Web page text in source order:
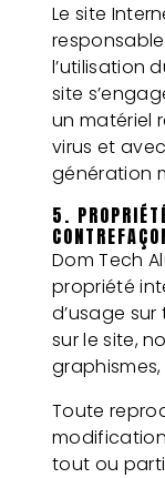
Le site
l’utilisation
site
un matériel
virus et
génération
5.
Dom Tech
propriété
d’usage
sur le site,
Toute
tout ou